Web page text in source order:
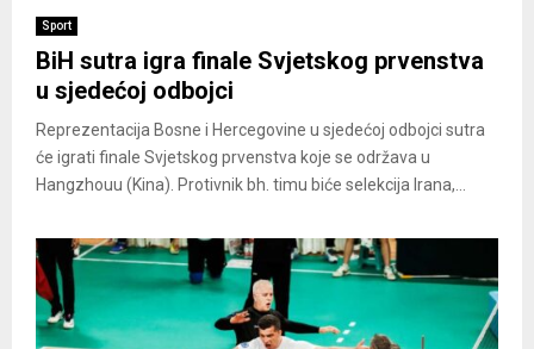
Sport
BiH sutra igra finale Svjetskog prvenstva
u sjedećoj odbojci
Reprezentacija Bosne i Hercegovine u sjedećoj odbojci sutra
će igrati finale Svjetskog prvenstva koje se održava u
Hangzhouu (Kina). Protivnik bh. timu biće selekcija Irana,...